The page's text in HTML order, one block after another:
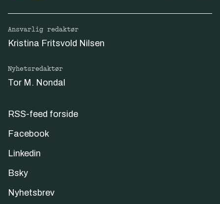
Ansvarlig redaktør
Kristina Fritsvold Nilsen
Nyhetsredaktør
Tor M. Nondal
RSS-feed forside
Facebook
Linkedin
Bsky
Nyhetsbrev